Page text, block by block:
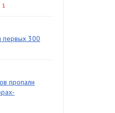
1
первых 300
пропали